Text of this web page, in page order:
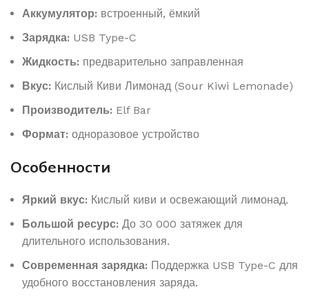
Аккумулятор: встроенный, ёмкий
Зарядка: USB Type-C
Жидкость: предварительно заправленная
Вкус: Кислый Киви Лимонад (Sour Kiwi Lemonade)
Производитель: Elf Bar
Формат: одноразовое устройство
Особенности
Яркий вкус: Кислый киви и освежающий лимонад.
Большой ресурс: До 30 000 затяжек для
длительного использования.
Современная зарядка: Поддержка USB Type-C для
удобного восстановления заряда.